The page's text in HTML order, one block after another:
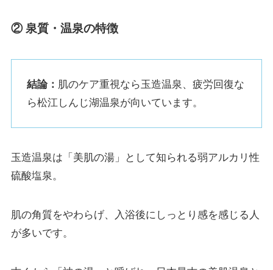
② 泉質・温泉の特徴
結論： 肌のケア重視なら玉造温泉、疲労回復な
ら松江しんじ湖温泉が向いています。
玉造温泉は「美肌の湯」として知られる弱アルカリ性
硫酸塩泉。
肌の角質をやわらげ、入浴後にしっとり感を感じる人
が多いです。